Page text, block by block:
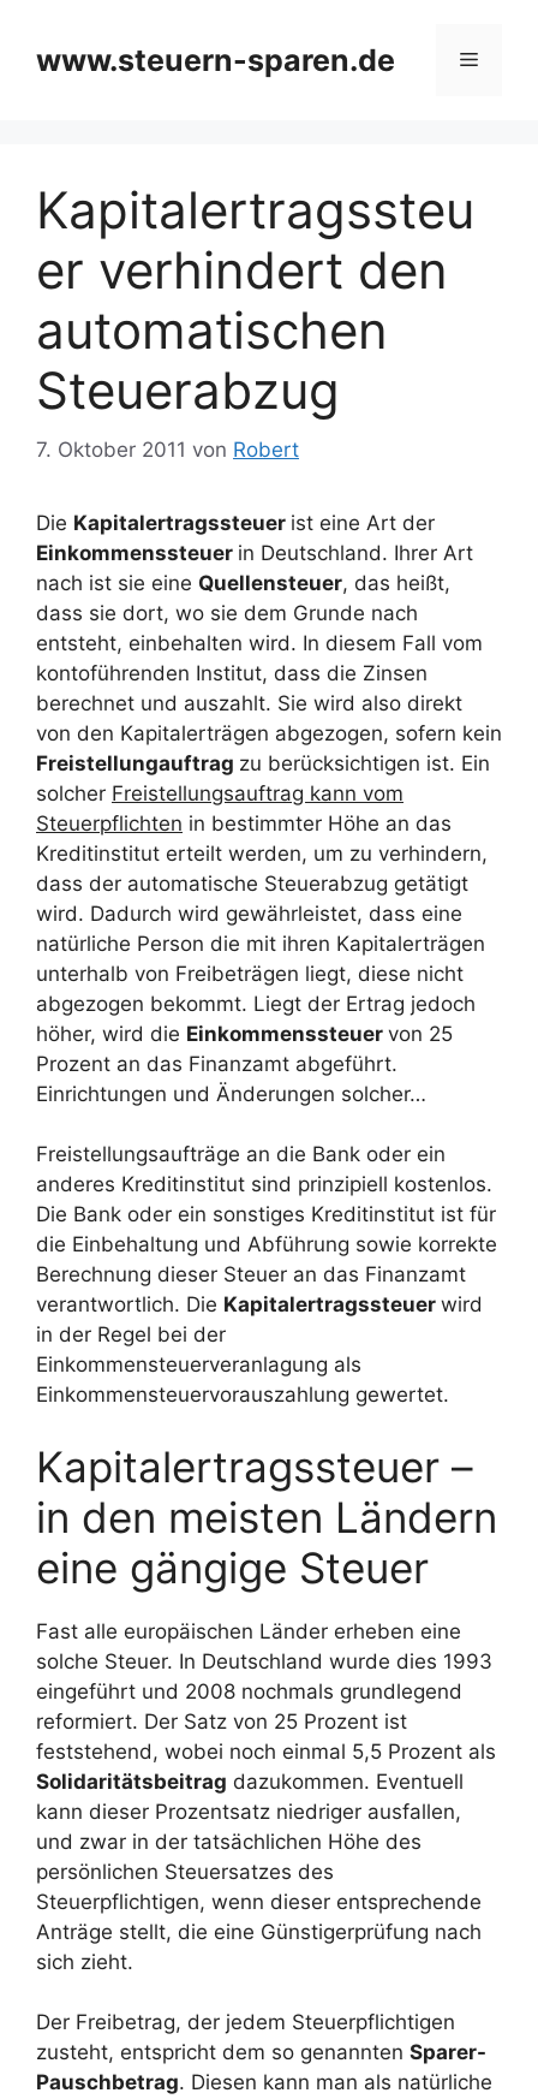
springen
www.steuern-sparen.de Menü
Kapitalertragssteu
er verhindert den
automatischen
Steuerabzug
7. Oktober 2011 von Robert
Die Kapitalertragssteuer ist eine Art der
Einkommenssteuer in Deutschland. Ihrer Art
nach ist sie eine Quellensteuer, das heißt,
dass sie dort, wo sie dem Grunde nach
entsteht, einbehalten wird. In diesem Fall vom
kontoführenden Institut, dass die Zinsen
berechnet und auszahlt. Sie wird also direkt
von den Kapitalerträgen abgezogen, sofern kein
Freistellungauftrag zu berücksichtigen ist. Ein
solcher Freistellungsauftrag kann vom
Steuerpflichten in bestimmter Höhe an das
Kreditinstitut erteilt werden, um zu verhindern,
dass der automatische Steuerabzug getätigt
wird. Dadurch wird gewährleistet, dass eine
natürliche Person die mit ihren Kapitalerträgen
unterhalb von Freibeträgen liegt, diese nicht
abgezogen bekommt. Liegt der Ertrag jedoch
höher, wird die Einkommenssteuer von 25
Prozent an das Finanzamt abgeführt.
Einrichtungen und Änderungen solcher…
Freistellungsaufträge an die Bank oder ein
anderes Kreditinstitut sind prinzipiell kostenlos.
Die Bank oder ein sonstiges Kreditinstitut ist für
die Einbehaltung und Abführung sowie korrekte
Berechnung dieser Steuer an das Finanzamt
verantwortlich. Die Kapitalertragssteuer wird
in der Regel bei der
Einkommensteuerveranlagung als
Einkommensteuervorauszahlung gewertet.
Kapitalertragssteuer –
in den meisten Ländern
eine gängige Steuer
Fast alle europäischen Länder erheben eine
solche Steuer. In Deutschland wurde dies 1993
eingeführt und 2008 nochmals grundlegend
reformiert. Der Satz von 25 Prozent ist
feststehend, wobei noch einmal 5,5 Prozent als
Solidaritätsbeitrag dazukommen. Eventuell
kann dieser Prozentsatz niedriger ausfallen,
und zwar in der tatsächlichen Höhe des
persönlichen Steuersatzes des
Steuerpflichtigen, wenn dieser entsprechende
Anträge stellt, die eine Günstigerprüfung nach
sich zieht.
Der Freibetrag, der jedem Steuerpflichtigen
zusteht, entspricht dem so genannten Sparer-
Pauschbetrag. Diesen kann man als natürliche